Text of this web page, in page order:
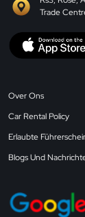
Trade
Over Ons
Car Rental Policy
Erlaubte
Blogs Und